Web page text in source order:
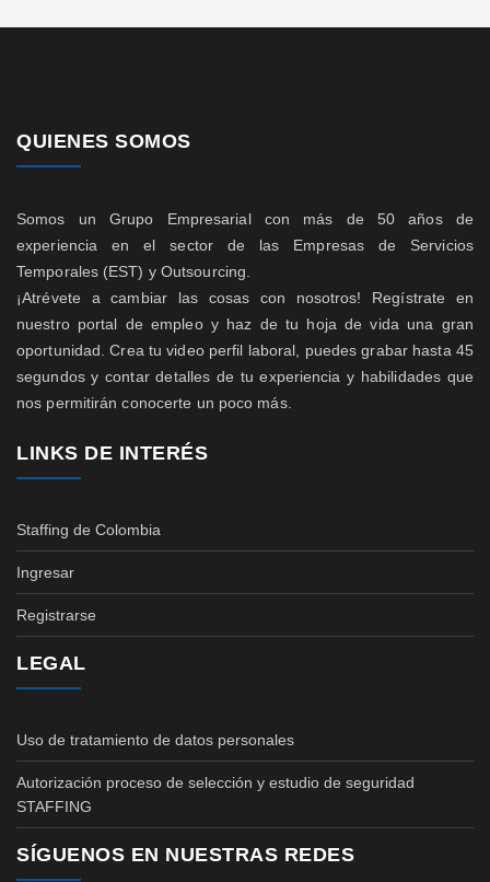
QUIENES SOMOS
Somos un Grupo Empresarial con más de 50 años de
experiencia en el sector de las Empresas de Servicios
Temporales (EST) y Outsourcing.
¡Atrévete a cambiar las cosas con nosotros! Regístrate en
nuestro portal de empleo y haz de tu hoja de vida una gran
oportunidad. Crea tu video perfil laboral, puedes grabar hasta 45
segundos y contar detalles de tu experiencia y habilidades que
nos permitirán conocerte un poco más.
LINKS DE INTERÉS
Staffing de Colombia
Ingresar
Registrarse
LEGAL
Uso de tratamiento de datos personales
Autorización proceso de selección y estudio de seguridad
STAFFING
SÍGUENOS EN NUESTRAS REDES